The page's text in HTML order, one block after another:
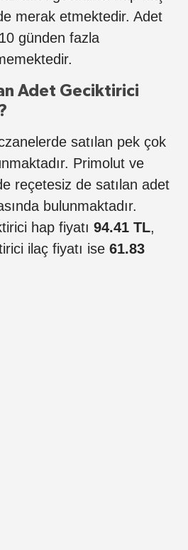
merak etmektedir. Adet
günden fazla
Adet Geciktirici
satılan pek çok
Primolut ve
reçetesiz de satılan adet
bulunmaktadır.
hap fiyatı 94.41 TL,
ilaç fiyatı ise 61.83